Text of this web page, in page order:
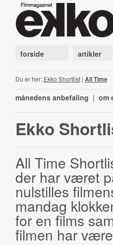
forside artikler
Du er her: Ekko Shortlist| All Time
månedens anbefaling | om
Ekko
All Time
der har været
nulstilles
mandag
for en films
filmen har